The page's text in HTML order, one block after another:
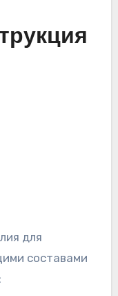
для
составами